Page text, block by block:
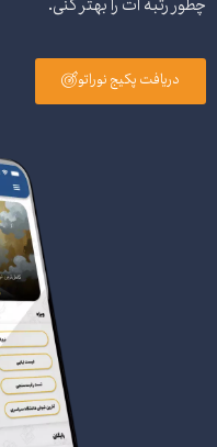
دریافت پکیج نوراتو